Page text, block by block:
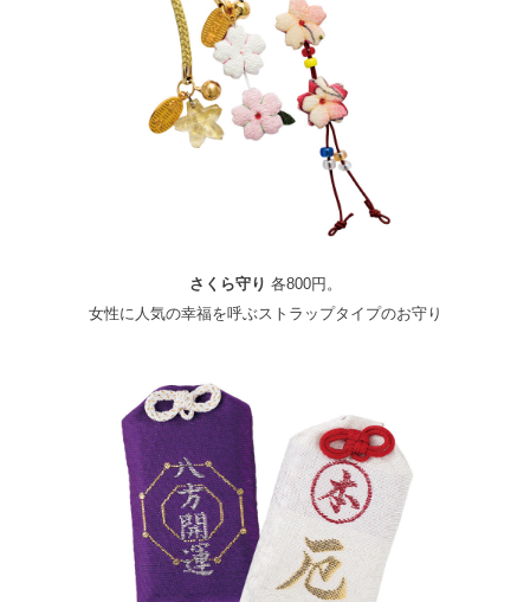
さくら守り 各800円。
女性に人気の幸福を呼ぶストラップタイプのお守り